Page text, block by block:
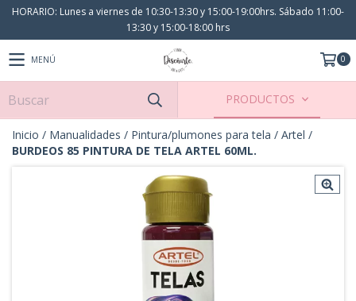
HORARIO: Lunes a viernes de 10:30-13:30 y 15:00-19:00hrs. Sábado 11:00-
13:30 y 15:00-18:00 hrs
MENÚ 0
PRODUCTOS
Inicio / Manualidades / Pintura/plumones para tela / Artel /
BURDEOS 85 PINTURA DE TELA ARTEL 60ML.